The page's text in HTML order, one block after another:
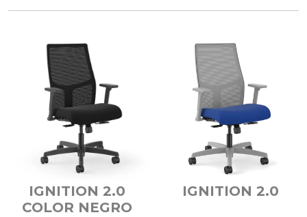
IGNITION 2.0
COLOR NEGRO
IGNITION 2.0